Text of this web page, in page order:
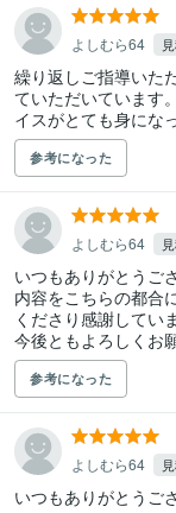
よしむら64
繰り返しご指導いた
ていただいています
イスがとても身にな
参考になった
よしむら64
いつもありがとうご
内容をこちらの都合
くださり感謝してい
今後ともよろしくお
参考になった
よしむら64
いつもありがとうご